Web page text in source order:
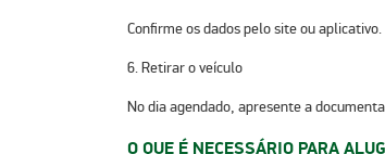
Confirme os dados pelo site ou aplicativo.
6. Retirar o veículo
No dia agendado, apresente a
O QUE É NECESSÁRIO PARA